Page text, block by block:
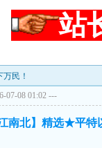
站
民！
07-08 01:02 ---
南北】精选★平特